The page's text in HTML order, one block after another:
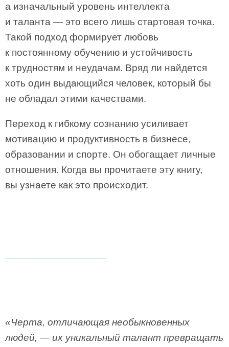
а изначальный уровень интеллекта
и таланта — это всего лишь стартовая точка.
Такой подход формирует любовь
к постоянному обучению и устойчивость
к трудностям и неудачам. Вряд ли найдется
хоть один выдающийся человек, который бы
не обладал этими качествами.
Переход к гибкому сознанию усиливает
мотивацию и продуктивность в бизнесе,
образовании и спорте. Он обогащает личные
отношения. Когда вы прочитаете эту книгу,
вы узнаете как это происходит.
«Черта, отличающая необыкновенных
людей, — их уникальный талант превращать